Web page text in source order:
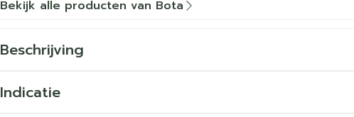
Bekijk alle producten van Bota
Beschrijving
Indicatie